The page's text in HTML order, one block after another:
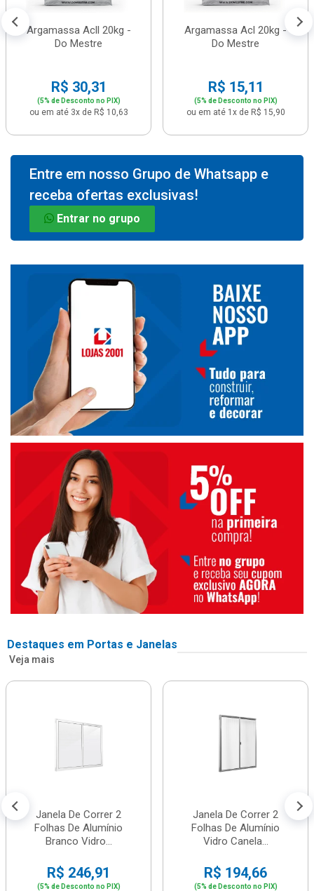
Argamassa Acll 20kg -
Do Mestre
R$ 30,31
(5% de Desconto no PIX)
ou em até 3x de R$ 10,63
Argamassa Acl 20kg -
Do Mestre
R$ 15,11
(5% de Desconto no PIX)
ou em até 1x de R$ 15,90
Entre em nosso Grupo de Whatsapp e
receba ofertas exclusivas!
Entrar no grupo
Destaques em Portas e Janelas
Veja mais
Janela De Correr 2
Folhas De Alumínio
Branco Vidro...
R$ 246,91
(5% de Desconto no PIX)
Janela De Correr 2
Folhas De Alumínio
Vidro Canela...
R$ 194,66
(5% de Desconto no PIX)